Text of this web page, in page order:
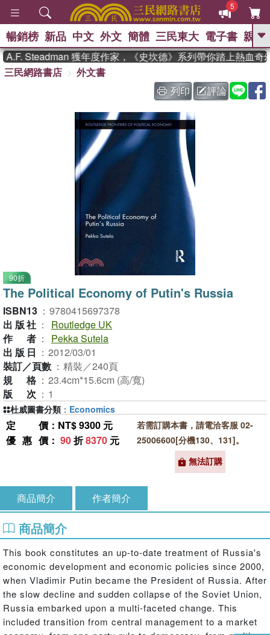
5
GO
The Odyssey 、 父親節 、 如果歷
史是一群喵 、 暑期推薦 、 國際布克
獎 臺灣漫遊錄 、 方念華
登輝時代 、 數學女孩：黎曼猜想
偉大的迷走神經
暢銷榜 新品 中文 外文 簡體 三民東大 電子書 親子
Steadman 獲年度作家，《史坎德》系列帶你踏上熱血奇幻
三民網路書店
外文書
列印
評論
90折
The Political Economy of Putin's Russia
ISBN13 ： 9780415697378
出版社 ：
Routledge UK
作者 ：
Pekka Sutela
出版日 ： 2012/03/01
裝訂／頁數 ： 精裝／240頁
規格 ： 23.4cm*15.6cm (高/寬)
版次 ： 1
定價 ：NT$ 9300 元
優惠價 ： 90折8370 元
若需訂購本書，請電洽客服 02-
25006600[分機130、131]。
無法訂購
杜威圖書分類 ： Economics
商品簡介 作者簡介
商品簡介
This book constitutes an up-to-date treatment of Russia's
economic development and economic policies since 2000,
when Vladimir Putin became the President of Russia. After
the slow decline and sudden collapse of the Soviet Union,
Russia embarked upon a multi-faceted change. This
included transition from central management to a market